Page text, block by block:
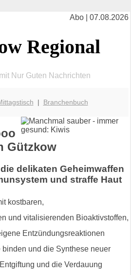
Abo | 07.08.2026
Regional
Nur Guten Nachrichten
| Branchenbuch
Gützkow
delikaten Geheimwaffen
und straffe Haut
kostbaren,
und vitalisierenden Bioaktivstoffen,
Entzündungsreaktionen
und die Synthese neuer
und die Verdauung